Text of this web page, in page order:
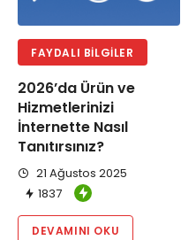
FAYDALI BILGILER
2026’da Ürün ve
Hizmetlerinizi
İnternette Nasıl
Tanıtırsınız?
21 Ağustos 2025
1837
DEVAMINI OKU